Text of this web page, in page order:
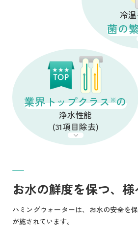
冷
菌の
業界トップクラス※の
浄水性能
(31項目除去)
お水の鮮度を保つ、
ハミングウォーターは、お水の安全を
が施されています。